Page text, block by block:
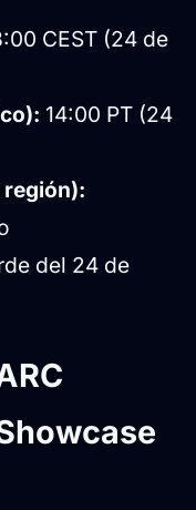
CEST (24 de
14:00 PT (24
del 24 de